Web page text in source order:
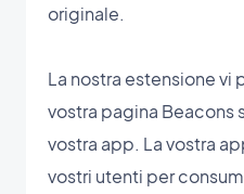
originale.
La nostra estensione
vostra pagina Beacons
vostra app. La vostra
vostri utenti per